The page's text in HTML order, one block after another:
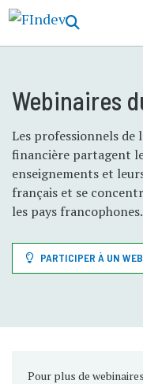
Webinaires
Les professionnels
financière partagent
enseignements et
français et se
les pays francophones.
PARTICIPER À UN
Pour plus de